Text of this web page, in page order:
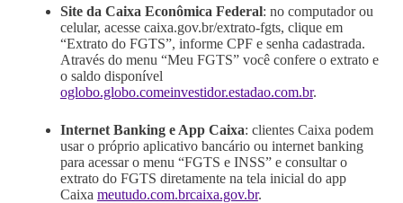
Site da Caixa Econômica Federal: no computador ou
celular, acesse caixa.gov.br/extrato-fgts, clique em
“Extrato do FGTS”, informe CPF e senha cadastrada.
Através do menu “Meu FGTS” você confere o extrato e
o saldo disponível
oglobo.globo.comeinvestidor.estadao.com.br.
Internet Banking e App Caixa: clientes Caixa podem
usar o próprio aplicativo bancário ou internet banking
para acessar o menu “FGTS e INSS” e consultar o
extrato do FGTS diretamente na tela inicial do app
Caixa meutudo.com.brcaixa.gov.br.